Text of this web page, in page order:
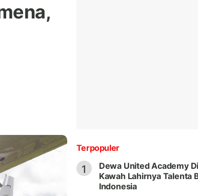
Terpopuler
1
Dewa United Academy
Kawah Lahirnya Talenta
Indonesia